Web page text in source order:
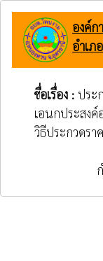
องค์ก
อำเภ
ชื่อเรื่อง : ประ
เอนกประสง
วิธีประกวดร